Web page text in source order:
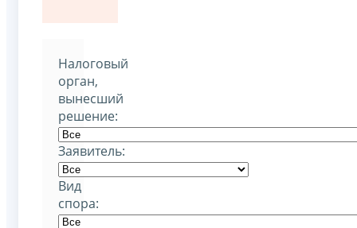
Налоговый
орган,
вынесший
решение:
Заявитель:
Вид
спора: